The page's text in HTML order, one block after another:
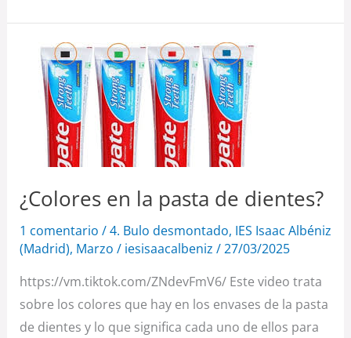
¿Colores en la pasta de dientes?
1 comentario /4. Bulo desmontado, IES Isaac Albéniz
(Madrid), Marzo / iesisaacalbeniz /27/03/2025
https://vm.tiktok.com/ZNdevFmV6/ Este video trata
sobre los colores que hay en los envases de la pasta
de dientes y lo que significa cada uno de ellos para
¿Colores
pasta
dientes?